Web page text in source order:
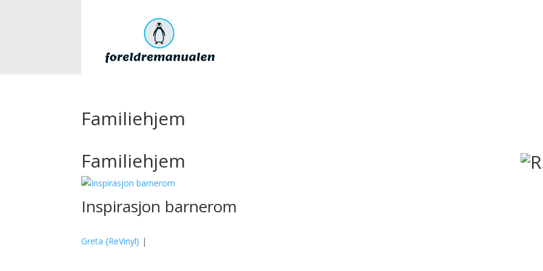
Familiehjem
Familiehjem
Inspirasjon barnerom
Greta {ReVinyl} |